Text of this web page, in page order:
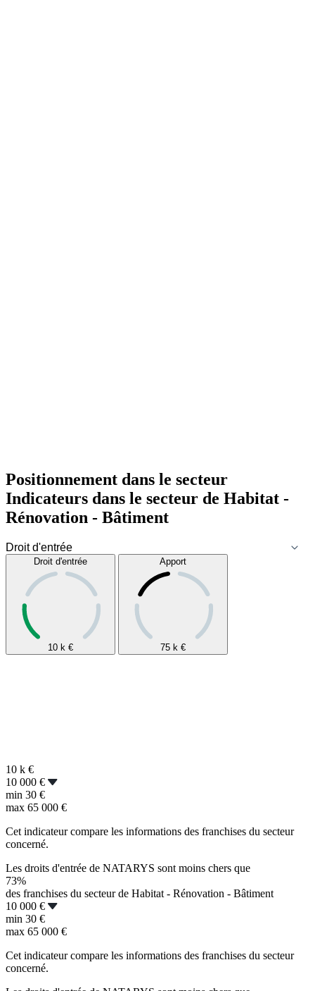
Positionnement dans le secteur
Indicateurs dans le secteur de Habitat -
Rénovation - Bâtiment
Droit d'entrée
10 k €
Apport
75 k €
10 k €
10 000 €
min 30 €
max 65 000 €
Cet indicateur compare les informations des franchises du secteur
concerné.
Les droits d'entrée de NATARYS sont moins chers que
73%
des franchises du secteur de Habitat - Rénovation - Bâtiment
10 000 €
min 30 €
max 65 000 €
Cet indicateur compare les informations des franchises du secteur
concerné.